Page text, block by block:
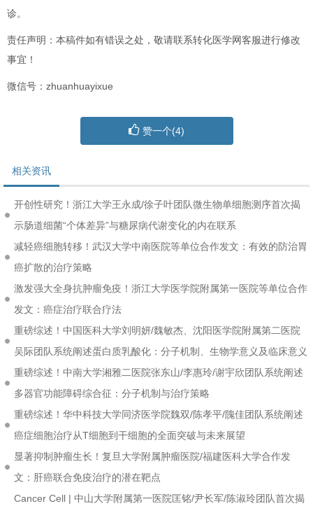
诊。
责任声明：本稿件如有错误之处，敬请联系转化医学网客服进行修改
事宜！
微信号：zhuanhuayixue
赞一个(4)
相关资讯
开创性研究！浙江大学王永成/徐子叶团队微生物单细胞测序首次揭
示肠道细菌“个体差异”与糖尿病代谢变化的内在联系
减轻癌细胞转移！武汉大学中南医院等单位合作发文：有效的防治胃
癌扩散的治疗策略
激发强大全身抗肿瘤免疫！浙江大学医学院附属第一医院等单位合作
发文：癌症治疗联合疗法
重磅综述！中国医科大学刘明妍/魏敏杰、沈阳医学院附属第二医院
吴际团队系统阐述蛋白质乳酸化：分子机制、生物学意义及临床意义
重磅综述！中南大学湘雅二医院张东山/李惠玲/谢宇欣团队系统阐述
多器官功能障碍综合征：分子机制与治疗策略
重磅综述！华中科技大学同济医学院魏双/陈孝平/隗佳团队系统阐述
癌症细胞治疗从T细胞到干细胞的全面突破与未来展望
显著抑制肿瘤生长！复旦大学附属肿瘤医院/福建医科大学合作发
文：肝癌联合免疫治疗的潜在靶点
Cancer Cell | 中山大学附属第一医院匡铭/尹长军/陈淑玲团队首次揭